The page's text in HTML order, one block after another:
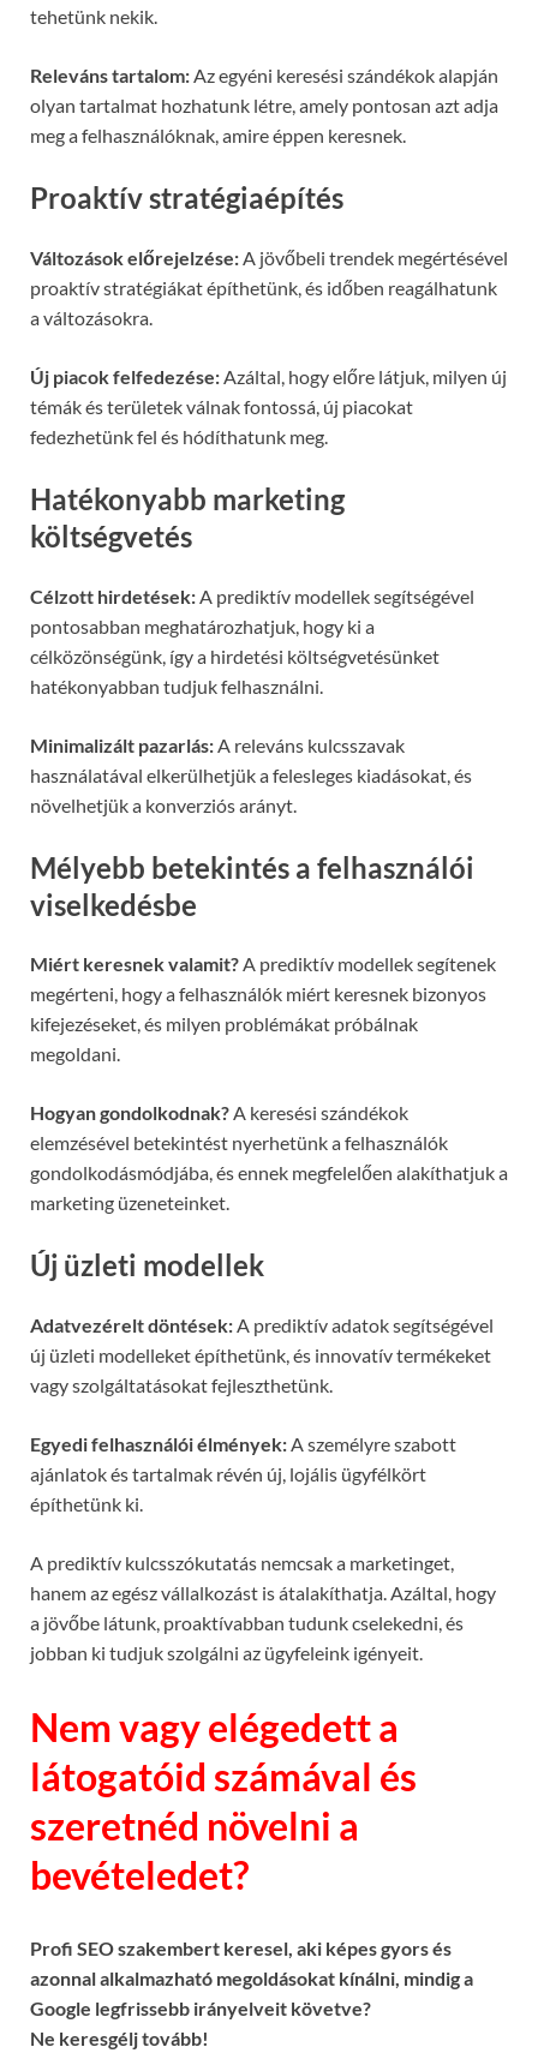
tehetünk nekik.
Releváns tartalom:Az egyéni keresési szándékok alapján
olyan tartalmat hozhatunk létre, amely pontosan azt adja
meg a felhasználóknak, amire éppen keresnek.
Proaktív stratégiaépítés
Változások előrejelzése:A jövőbeli trendek megértésével
proaktív stratégiákat építhetünk, és időben reagálhatunk
a változásokra.
Új piacok felfedezése:Azáltal, hogy előre látjuk, milyen új
témák és területek válnak fontossá, új piacokat
fedezhetünk fel és hódíthatunk meg.
Hatékonyabb marketing
költségvetés
Célzott hirdetések: A prediktív modellek segítségével
pontosabban meghatározhatjuk, hogy ki a
célközönségünk, így a hirdetési költségvetésünket
hatékonyabban tudjuk felhasználni.
Minimalizált pazarlás: A releváns kulcsszavak
használatával elkerülhetjük a felesleges kiadásokat, és
növelhetjük a konverziós arányt.
Mélyebb betekintés a felhasználói
viselkedésbe
Miért keresnek valamit?A prediktív modellek segítenek
megérteni, hogy a felhasználók miért keresnek bizonyos
kifejezéseket, és milyen problémákat próbálnak
megoldani.
Hogyan gondolkodnak?A keresési szándékok
elemzésével betekintést nyerhetünk a felhasználók
gondolkodásmódjába, és ennek megfelelően alakíthatjuk a
marketing üzeneteinket.
Új üzleti modellek
Adatvezérelt döntések: A prediktív adatok segítségével
új üzleti modelleket építhetünk, és innovatív termékeket
vagy szolgáltatásokat fejleszthetünk.
Egyedi felhasználói élmények: A személyre szabott
ajánlatok és tartalmak révén új, lojális ügyfélkört
építhetünk ki.
A prediktív kulcsszókutatás nemcsak a marketinget,
hanem az egész vállalkozást is átalakíthatja. Azáltal, hogy
a jövőbe látunk, proaktívabban tudunk cselekedni, és
jobban ki tudjuk szolgálni az ügyfeleink igényeit.
Nem vagy elégedett a
látogatóid számával és
szeretnéd növelni a
bevételedet?
Profi SEO szakembert keresel, aki képes gyors és
azonnal alkalmazható megoldásokat kínálni, mindig a
Google legfrissebb irányelveit követve?
Ne keresgélj tovább!